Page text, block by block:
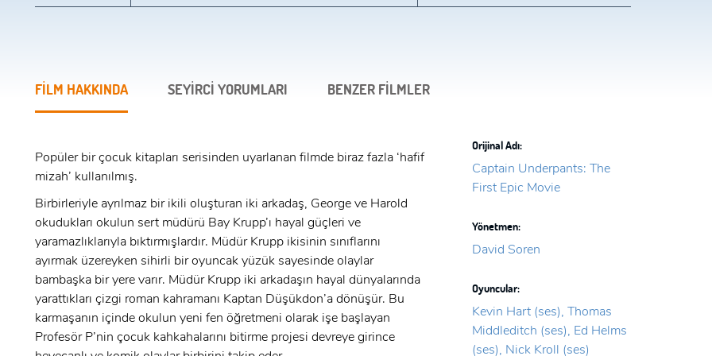
FİLM HAKKINDA SEYİRCİ YORUMLARI BENZER FİLMLER
Popüler bir çocuk kitapları serisinden uyarlanan filmde biraz fazla ‘hafif
mizah’ kullanılmış.
Birbirleriyle ayrılmaz bir ikili oluşturan iki arkadaş, George ve Harold
okudukları okulun sert müdürü Bay Krupp’ı hayal güçleri ve
yaramazlıklarıyla bıktırmışlardır. Müdür Krupp ikisinin sınıflarını
ayırmak üzereyken sihirli bir oyuncak yüzük sayesinde olaylar
bambaşka bir yere varır. Müdür Krupp iki arkadaşın hayal dünyalarında
yarattıkları çizgi roman kahramanı Kaptan Düşükdon’a dönüşür. Bu
karmaşanın içinde okulun yeni fen öğretmeni olarak işe başlayan
Profesör P’nin çocuk kahkahalarını bitirme projesi devreye girince
Orijinal Adı:
Captain Underpants: The
First Epic Movie
Yönetmen:
David Soren
Oyuncular:
Kevin Hart (ses), Thomas
Middleditch (ses), Ed Helms
(ses), Nick Kroll (ses)